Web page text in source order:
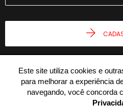
Este site utiliza cookies e
para melhorar a experiência
navegando, você concorda